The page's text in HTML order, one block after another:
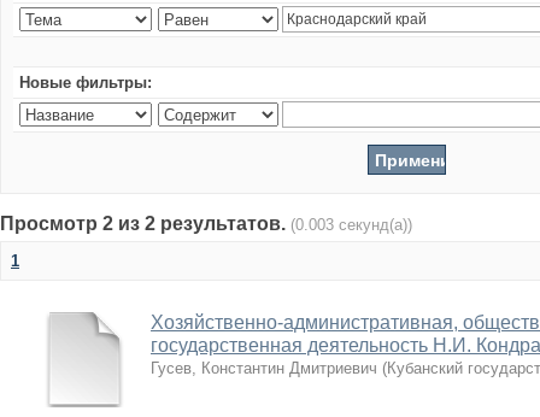
Новые фильтры:
Просмотр 2 из 2 результатов. (0.003 секунд(а))
1
Хозяйственно-административная,
государственная деятельность Н.И.
Гусев, Константин Дмитриевич (Кубанский